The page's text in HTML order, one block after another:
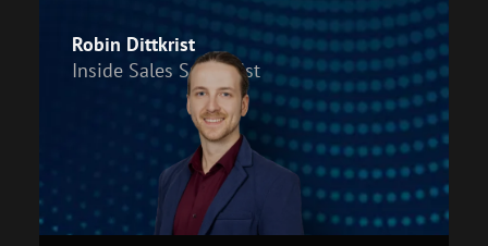
Robin Dittkrist
Inside Sales Specialist